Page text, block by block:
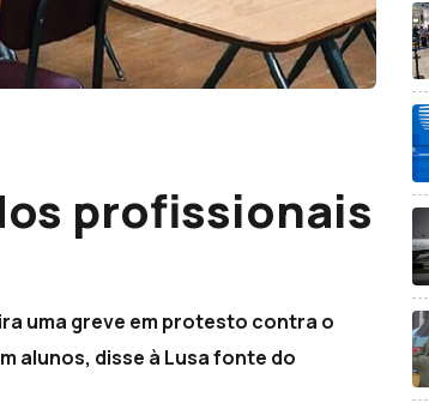
profissionais
uma greve em protesto contra o
alunos, disse à Lusa fonte do